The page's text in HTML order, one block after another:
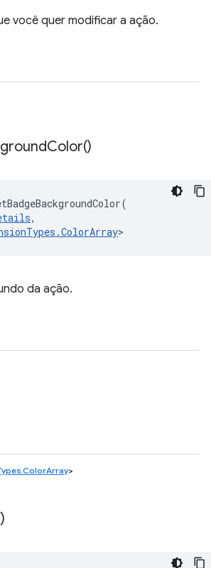
você quer modificar a ação.
Color()
(
,
.ColorArray>
da ação.
>
)